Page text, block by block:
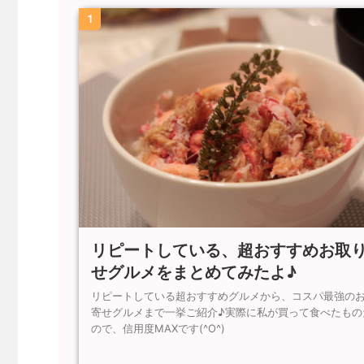
1
リピートしている、超おすすめお取
せグルメをまとめてみたよ♪
リピートしている超おすすめグルメから、コスパ最強の
寄せグルメまで一挙ご紹介♪実際に私が買って食べたも
ので、信用度MAXです(^O^)